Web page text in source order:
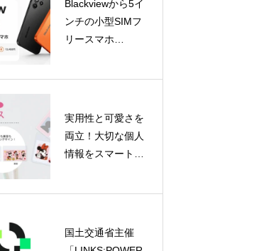
Blackviewから5イ
ンチの小型SIMフ
リースマホ
実用性と可愛さを
両立！大切な個人
情報をスマートに
国土交通省主催